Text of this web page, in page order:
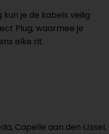
je de kabels veilig
Plug, waarmee je
elke rit.
Capelle aan den IJssel,